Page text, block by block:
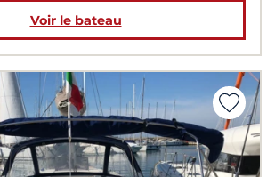
Voir le bateau